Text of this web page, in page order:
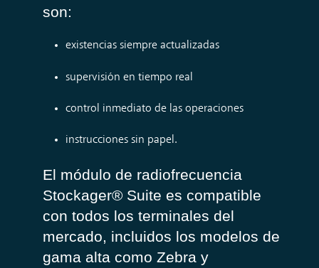
son:
existencias siempre actualizadas
supervisión en tiempo real
control inmediato de las operaciones
instrucciones sin papel.
El módulo de radiofrecuencia
Stockager® Suite es compatible
con todos los terminales del
mercado, incluidos los modelos de
gama alta como Zebra y